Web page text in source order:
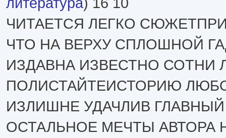
ЧИТАЕТСЯ ЛЕГКО
ЧТО НА ВЕРХУ СПЛОШНОЙ
ИЗДАВНА ИЗВЕСТНО СОТНИ
ПОЛИСТАЙТЕИСТОРИЮ
ИЗЛИШНЕ УДАЧЛИВ
ОСТАЛЬНОЕ МЕЧТЫ АВТОРА